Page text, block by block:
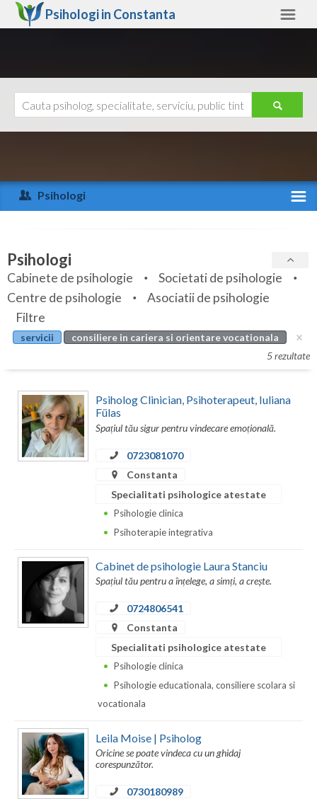
Psihologi in Constanta
Arad
Arges
Bihor
Bistrita-Nasaud
Botosani
Bucuresti
Buzau
Covasna
Dambovita
Harghita
Hunedoara
Ajutor
Psihologi
Specialitati
Servicii
Articole
Evenimente
Cabinet
Membri
Psihologi
Cabinete de psihologie
Societati de psihologie
Centre de psihologie
Asociatii de psihologie
Filtre
servicii
consiliere in cariera si orientare vocationala
5 rezultate
Psiholog Clinician, Psihoterapeut, Iuliana
Fülas
Spațiul tău sigur pentru vindecare emoțională.
0723081070
Constanta
Specialitati psihologice atestate
Psihologie clinica
Psihoterapie integrativa
Cabinet de psihologie Laura Stanciu
Spațiul tău pentru a înțelege, a simți, a crește.
0724806541
Constanta
Specialitati psihologice atestate
Psihologie clinica
Psihologie educationala, consiliere scolara si
vocationala
Leila Moise | Psiholog
Oricine se poate vindeca cu un ghidaj
corespunzător.
0730180989